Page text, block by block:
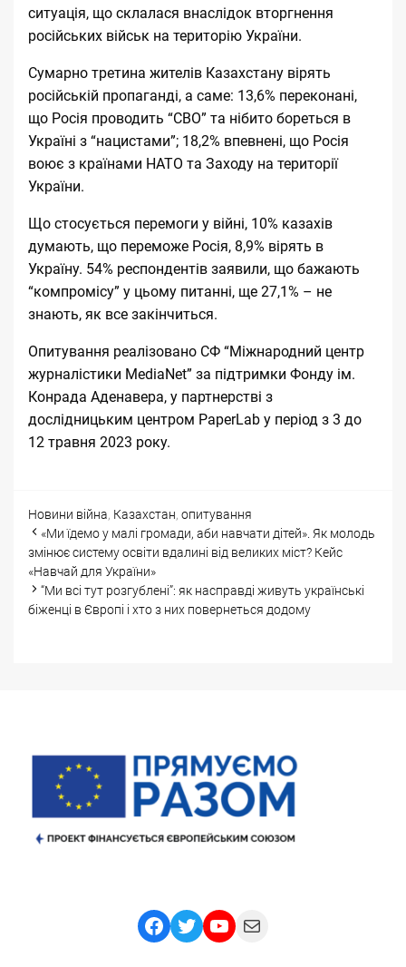
ситуація, що склалася внаслідок вторгнення
російських військ на територію України.
Сумарно третина жителів Казахстану вірять
російській пропаганді, а саме: 13,6% переконані,
що Росія проводить “СВО” та нібито бореться в
Україні з “нацистами”; 18,2% впевнені, що Росія
воює з країнами НАТО та Заходу на території
України.
Що стосується перемоги у війні, 10% казахів
думають, що переможе Росія, 8,9% вірять в
Україну. 54% респондентів заявили, що бажають
“компромісу” у цьому питанні, ще 27,1% – не
знають, як все закінчиться.
Опитування реалізовано СФ “Міжнародний центр
журналістики MediaNet” за підтримки Фонду ім.
Конрада Аденавера, у партнерстві з
дослідницьким центром PaperLab у період з 3 до
12 травня 2023 року.
Categories
Новини Tags
війна, Казахстан, опитування
Post
navigation
«Ми їдемо у малі громади, аби навчати дітей». Як молодь
змінює систему освіти вдалині від великих міст? Кейс
«Навчай для України»
“Ми всі тут розгублені”: як насправді живуть українські
біженці в Європі і хто з них повернеться додому
Facebook
TwitterYouTube
Mail